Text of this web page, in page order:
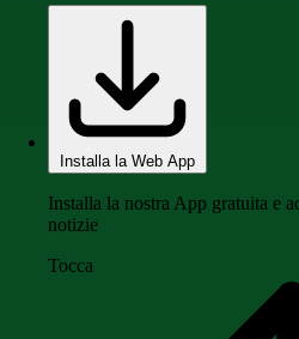
Installa la Web App
Installa la nostra App gratuita e
notizie
Tocca